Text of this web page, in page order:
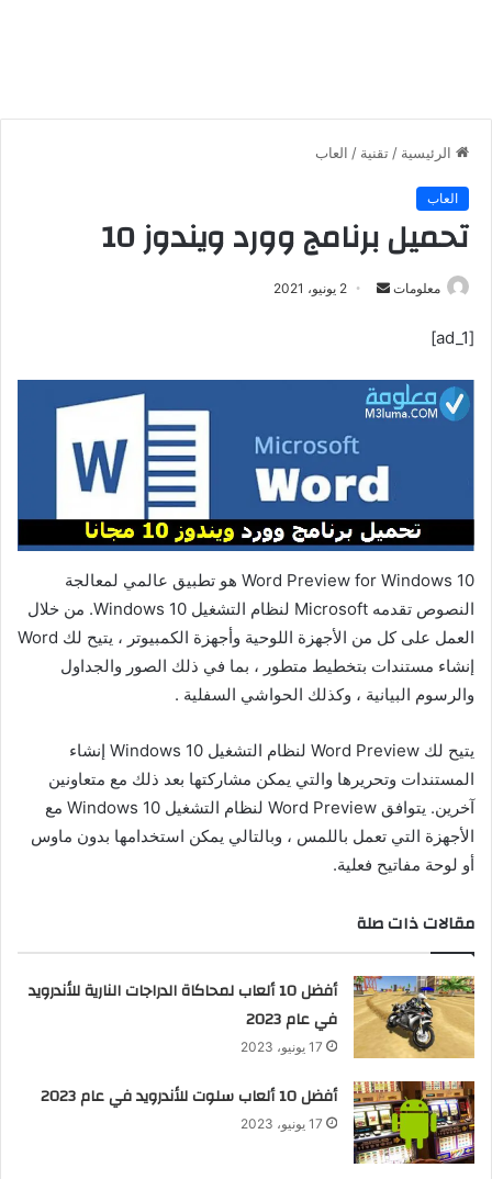
الرئيسية / تقنية / العاب
العاب
تحميل برنامج وورد ويندوز 10
معلومات
ب
ر
د
ا
إ
ل
ك
2 يونيو، 2021
[ad_1]
Word Preview for Windows 10 هو تطبيق عالمي لمعالجة
النصوص تقدمه Microsoft لنظام التشغيل Windows 10. من خلال
العمل على كل من الأجهزة اللوحية وأجهزة الكمبيوتر ، يتيح لك Word
إنشاء مستندات بتخطيط متطور ، بما في ذلك الصور والجداول
والرسوم البيانية ، وكذلك الحواشي السفلية .
يتيح لك Word Preview لنظام التشغيل Windows 10 إنشاء
المستندات وتحريرها والتي يمكن مشاركتها بعد ذلك مع متعاونين
آخرين. يتوافق Word Preview لنظام التشغيل Windows 10 مع
الأجهزة التي تعمل باللمس ، وبالتالي يمكن استخدامها بدون ماوس
أو لوحة مفاتيح فعلية.
مقالات ذات صلة
أفضل 10 ألعاب لمحاكاة الدراجات النارية للأندرويد
في عام 2023
17 يونيو، 2023
أفضل 10 ألعاب سلوت للأندرويد في عام 2023
17 يونيو، 2023